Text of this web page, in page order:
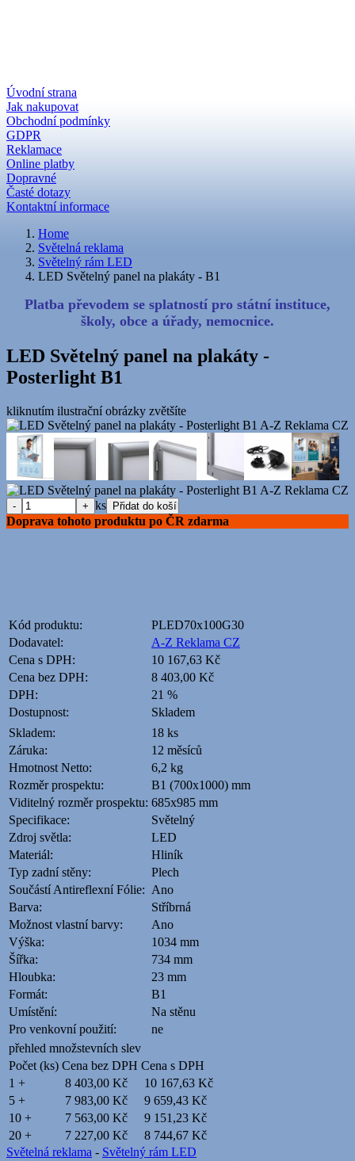
Úvodní strana
Jak nakupovat
Obchodní podmínky
GDPR
Reklamace
Online platby
Dopravné
Časté dotazy
Kontaktní informace
Home
Světelná reklama
Světelný rám LED
LED Světelný panel na plakáty - B1
Platba převodem se splatností pro státní instituce,
školy, obce a úřady, nemocnice.
LED Světelný panel na plakáty -
Posterlight B1
kliknutím ilustrační obrázky zvětšíte
ks
Doprava tohoto produktu po ČR zdarma
Kód produktu:
PLED70x100G30
Dodavatel:
A-Z Reklama CZ
Cena s DPH:
10 167,63 Kč
Cena bez DPH:
8 403,00 Kč
DPH:
21 %
Dostupnost:
Skladem
Skladem:
18 ks
Záruka:
12 měsíců
Hmotnost Netto:
6,2 kg
Rozměr prospektu:
B1 (700x1000) mm
Viditelný rozměr prospektu: 685x985 mm
Specifikace:
Světelný
Zdroj světla:
LED
Materiál:
Hliník
Typ zadní stěny:
Plech
Součástí Antireflexní Fólie: Ano
Barva:
Stříbrná
Možnost vlastní barvy:
Ano
Výška:
1034 mm
Šířka:
734 mm
Hloubka:
23 mm
Formát:
B1
Umístění:
Na stěnu
Pro venkovní použití:
ne
přehled množstevních slev
Počet (ks) Cena bez DPH Cena s DPH
1 +
8 403,00 Kč
10 167,63 Kč
5 +
7 983,00 Kč
9 659,43 Kč
10 +
7 563,00 Kč
9 151,23 Kč
20 +
7 227,00 Kč
8 744,67 Kč
Světelná reklama - Světelný rám LED